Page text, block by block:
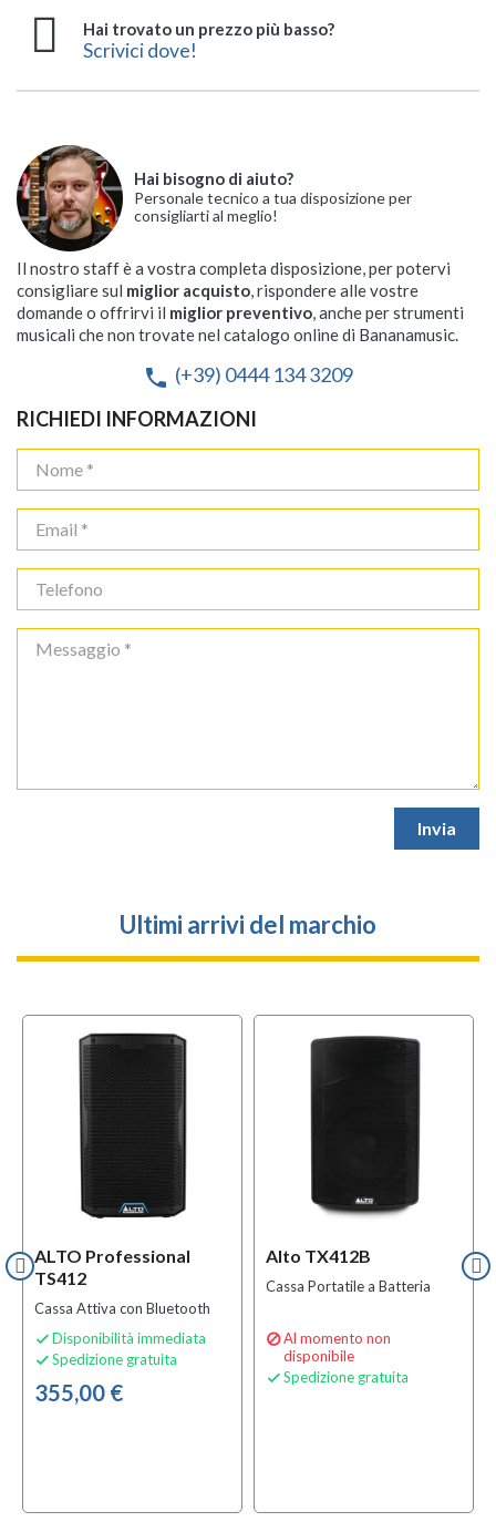
Hai trovato un prezzo più basso?
Scrivici dove!
Hai bisogno di aiuto?
Personale tecnico a tua disposizione per
consigliarti al meglio!
Il nostro staff è a vostra completa disposizione, per potervi
consigliare sul miglior acquisto, rispondere alle vostre
domande o offrirvi il miglior preventivo, anche per strumenti
musicali che non trovate nel catalogo online di Bananamusic.
phone (+39) 0444 134 3209
RICHIEDI INFORMAZIONI
Ultimi arrivi del marchio
ALTO Professional
TS412
Cassa Attiva con Bluetooth
 Disponibilità immediata
 Spedizione gratuita
355,00 €
Alto TX412B
Cassa Portatile a Batteria
Al momento non
disponibile
 Spedizione gratuita